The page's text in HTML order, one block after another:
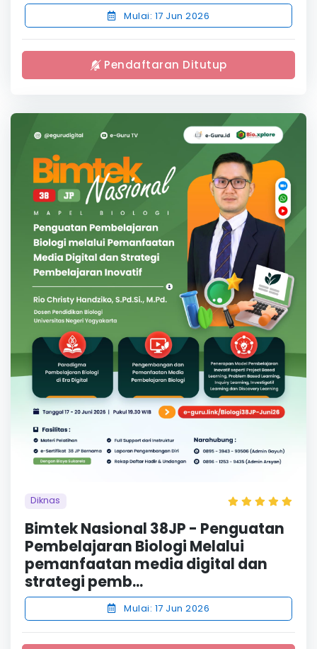
Mulai: 17 Jun 2026
Pendaftaran Ditutup
Diknas
Bimtek Nasional 38JP - Penguatan
Pembelajaran Biologi Melalui
pemanfaatan media digital dan
strategi pemb...
Mulai: 17 Jun 2026